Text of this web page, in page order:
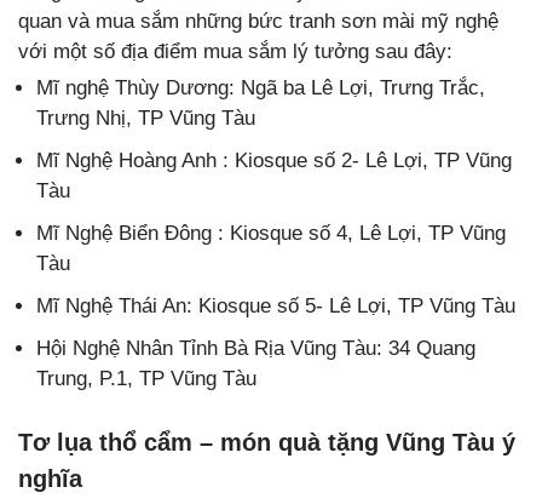
quan và mua sắm những bức tranh sơn mài mỹ nghệ
với một số địa điểm mua sắm lý tưởng sau đây:
Mĩ nghệ Thùy Dương: Ngã ba Lê Lợi, Trưng Trắc,
Trưng Nhị, TP Vũng Tàu
Mĩ Nghệ Hoàng Anh : Kiosque số 2- Lê Lợi, TP Vũng
Tàu
Mĩ Nghệ Biển Đông : Kiosque số 4, Lê Lợi, TP Vũng
Tàu
Mĩ Nghệ Thái An: Kiosque số 5- Lê Lợi, TP Vũng Tàu
Hội Nghệ Nhân Tỉnh Bà Rịa Vũng Tàu: 34 Quang
Trung, P.1, TP Vũng Tàu
Tơ lụa thổ cẩm – món quà tặng Vũng Tàu ý
nghĩa